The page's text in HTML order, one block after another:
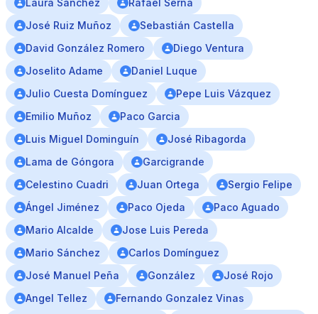
Laura Sánchez
Rafael Serna
José Ruiz Muñoz
Sebastián Castella
David González Romero
Diego Ventura
Joselito Adame
Daniel Luque
Julio Cuesta Domínguez
Pepe Luis Vázquez
Emilio Muñoz
Paco Garcia
Luis Miguel Dominguín
José Ribagorda
Lama de Góngora
Garcigrande
Celestino Cuadri
Juan Ortega
Sergio Felipe
Ángel Jiménez
Paco Ojeda
Paco Aguado
Mario Alcalde
Jose Luis Pereda
Mario Sánchez
Carlos Domínguez
José Manuel Peña
González
José Rojo
Angel Tellez
Fernando Gonzalez Vinas